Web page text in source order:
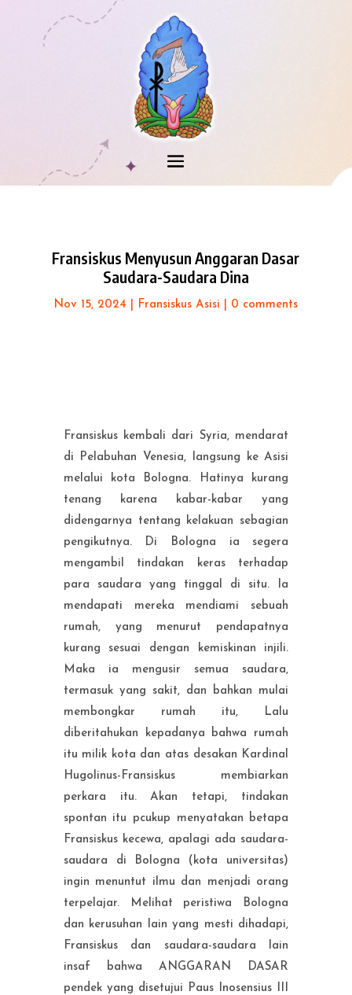
Fransiskus Menyusun Anggaran Dasar
Saudara-Saudara Dina
Nov 15, 2024 Fransiskus Asisi 0 comments
Fransiskus kembali dari Syria, mendarat
di Pelabuhan Venesia, langsung ke Asisi
melalui kota Bologna. Hatinya kurang
tenang karena kabar-kabar yang
didengarnya tentang kelakuan sebagian
pengikutnya. Di Bologna ia segera
mengambil tindakan keras terhadap
para saudara yang tinggal di situ. Ia
mendapati mereka mendiami sebuah
rumah, yang menurut pendapatnya
kurang sesuai dengan kemiskinan injili.
Maka ia mengusir semua saudara,
termasuk yang sakit, dan bahkan mulai
membongkar rumah itu, Lalu
diberitahukan kepadanya bahwa rumah
itu milik kota dan atas desakan Kardinal
Hugolinus-Fransiskus membiarkan
perkara itu. Akan tetapi, tindakan
spontan itu pcukup menyatakan betapa
Fransiskus kecewa, apalagi ada saudara-
saudara di Bologna (kota universitas)
ingin menuntut ilmu dan menjadi orang
terpelajar. Melihat peristiwa Bologna
dan kerusuhan lain yang mesti dihadapi,
Fransiskus dan saudara-saudara lain
insaf bahwa ANGGARAN DASAR
pendek yang disetujui Paus Inosensius III